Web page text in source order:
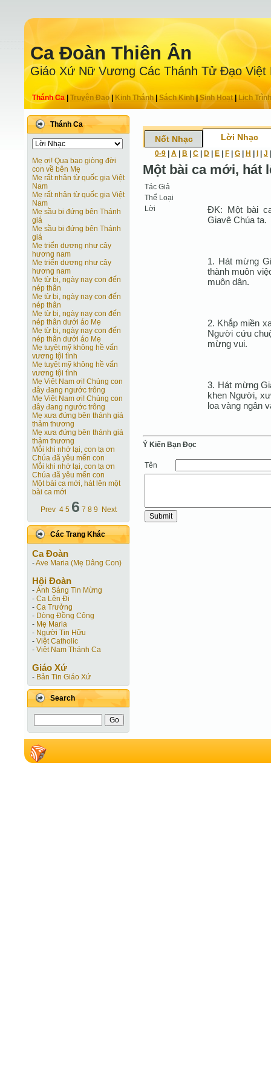
Ca Ðoàn Thiên Ân
Giáo Xứ Nữ Vương Các Thánh Tử Ðạo Việt
Thánh Ca Truyện Ðạo| Kinh Thánh Sách Kinh|Sinh Hoạt| Lịch Trình
Thánh Ca
Mẹ ơi! Qua bao giòng đời
con về bên Mẹ
Mẹ rất nhân từ quốc gia Việt
Nam
Mẹ rất nhân từ quốc gia Việt
Nam
Mẹ sầu bi đứng bên Thánh
giá
Mẹ sầu bi đứng bên Thánh
giá
Mẹ triển dương như cây
hương nam
Mẹ triển dương như cây
hương nam
Mẹ từ bi, ngày nay con đến
nép thân
Mẹ từ bi, ngày nay con đến
nép thân
Mẹ từ bi, ngày nay con đến
nép thân dưới áo Mẹ
Mẹ từ bi, ngày nay con đến
nép thân dưới áo Mẹ
Mẹ tuyệt mỹ không hề vấn
vương tội tình
Mẹ tuyệt mỹ không hề vấn
vương tội tình
Mẹ Việt Nam ơi! Chúng con
đây đang ngước trông
Mẹ Việt Nam ơi! Chúng con
đây đang ngước trông
Mẹ xưa đứng bên thánh giá
thảm thương
Mẹ xưa đứng bên thánh giá
thảm thương
Mỗi khi nhớ lại, con tạ ơn
Chúa đã yêu mến con
Mỗi khi nhớ lại, con tạ ơn
Chúa đã yêu mến con
Một bài ca mới, hát lên một
bài ca mới
Prev 4 5 6 7 8 9 Next
Các Trang Khác
Ca Ðoàn
-Ave Maria (Mẹ Dâng Con)
Hội Ðoàn
- Ánh Sáng Tin Mừng
- Ca Lên Đi
- Ca Trưởng
- Dòng Đồng Công
- Mẹ Maria
- Người Tin Hữu
- Việt Catholic
- Việt Nam Thánh Ca
Giáo Xứ
- Bản Tin Giáo Xứ
Search
Nốt Nhạc Lời Nhạc
0-9 A B C D E F G H J
Một bài ca mới, hát
Tác Giả
Thể Loại
Lời
ÐK: Một bài
Giavê Chúa ta.
1. Hát mừng
thành muôn
muôn dân.
2. Khắp miền
Người cứu
mừng vui.
3. Hát mừng
khen Người,
loa vàng ngân
Ý Kiến Bạn Ðọc
Tên